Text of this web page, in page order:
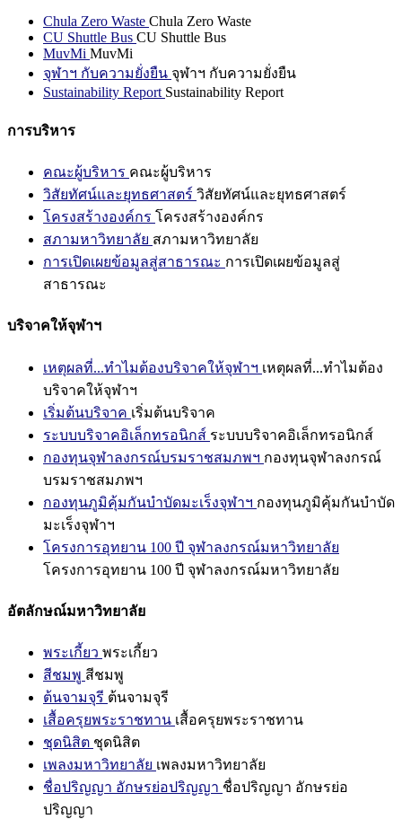
Chula Zero Waste Chula Zero Waste
CU Shuttle Bus CU Shuttle Bus
MuvMi MuvMi
จุฬาฯ กับความยั่งยืน จุฬาฯ กับความยั่งยืน
Sustainability Report Sustainability Report
การบริหาร
คณะผู้บริหาร คณะผู้บริหาร
วิสัยทัศน์และยุทธศาสตร์ วิสัยทัศน์และยุทธศาสตร์
โครงสร้างองค์กร โครงสร้างองค์กร
สภามหาวิทยาลัย สภามหาวิทยาลัย
การเปิดเผยข้อมูลสู่สาธารณะ การเปิดเผยข้อมูลสู่
สาธารณะ
บริจาคให้จุฬาฯ
เหตุผลที่...ทำไมต้องบริจาคให้จุฬาฯ เหตุผลที่...ทำไมต้อง
บริจาคให้จุฬาฯ
เริ่มต้นบริจาค เริ่มต้นบริจาค
ระบบบริจาคอิเล็กทรอนิกส์ ระบบบริจาคอิเล็กทรอนิกส์
กองทุนจุฬาลงกรณ์บรมราชสมภพฯ กองทุนจุฬาลงกรณ์
บรมราชสมภพฯ
กองทุนภูมิคุ้มกันบำบัดมะเร็งจุฬาฯ กองทุนภูมิคุ้มกันบำบัด
มะเร็งจุฬาฯ
โครงการอุทยาน 100 ปี จุฬาลงกรณ์มหาวิทยาลัย
โครงการอุทยาน 100 ปี จุฬาลงกรณ์มหาวิทยาลัย
อัตลักษณ์มหาวิทยาลัย
พระเกี้ยว พระเกี้ยว
สีชมพู สีชมพู
ต้นจามจุรี ต้นจามจุรี
เสื้อครุยพระราชทาน เสื้อครุยพระราชทาน
ชุดนิสิต ชุดนิสิต
เพลงมหาวิทยาลัย เพลงมหาวิทยาลัย
ชื่อปริญญา อักษรย่อปริญญา ชื่อปริญญา อักษรย่อ
ปริญญา